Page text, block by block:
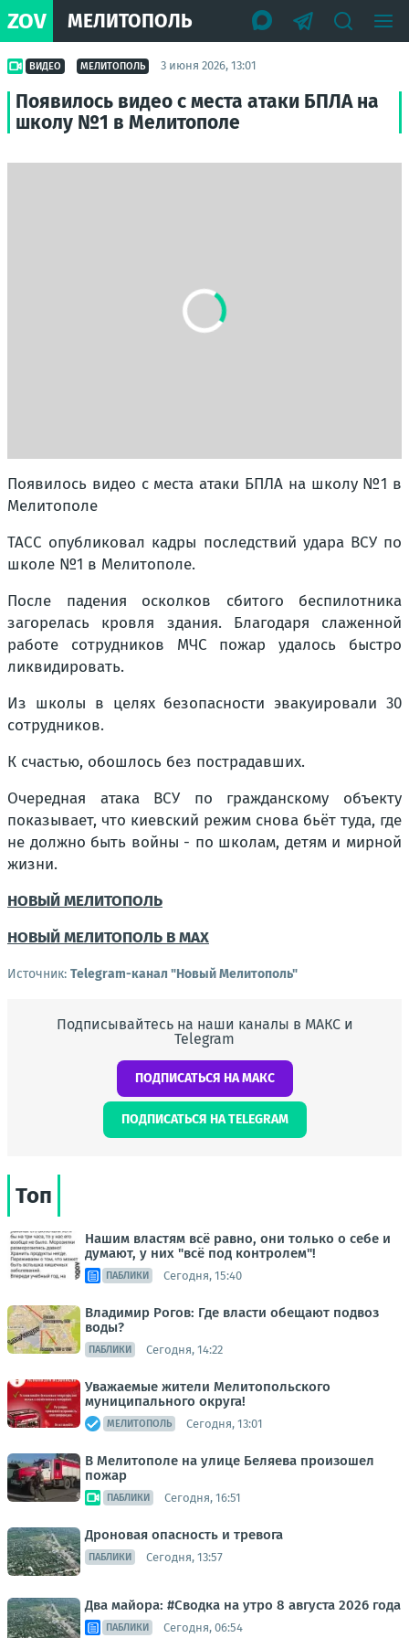
ZOV МЕЛИТОПОЛЬ
ВИДЕО МЕЛИТОПОЛЬ 3 июня 2026, 13:01
Появилось видео с места атаки БПЛА на
школу №1 в Мелитополе
Появилось видео с места атаки БПЛА на школу №1 в
Мелитополе
ТАСС опубликовал кадры последствий удара ВСУ по
школе №1 в Мелитополе.
После падения осколков сбитого беспилотника
загорелась кровля здания. Благодаря слаженной
работе сотрудников МЧС пожар удалось быстро
ликвидировать.
Из школы в целях безопасности эвакуировали 30
сотрудников.
К счастью, обошлось без пострадавших.
Очередная атака ВСУ по гражданскому объекту
показывает, что киевский режим снова бьёт туда, где
не должно быть войны - по школам, детям и мирной
жизни.
НОВЫЙ МЕЛИТОПОЛЬ
НОВЫЙ МЕЛИТОПОЛЬ В MAX
Источник: Telegram-канал "Новый Мелитополь"
Подписывайтесь на наши каналы в МАКС и
Telegram
ПОДПИСАТЬСЯ НА МАКС
ПОДПИСАТЬСЯ НА TELEGRAM
Топ
Нашим властям всё равно, они только о себе и
думают, у них "всё под контролем"!
ПАБЛИКИ Сегодня, 15:40
Владимир Рогов: Где власти обещают подвоз
воды?
ПАБЛИКИ Сегодня, 14:22
Уважаемые жители Мелитопольского
муниципального округа!
МЕЛИТОПОЛЬ Сегодня, 13:01
В Мелитополе на улице Беляева произошел
пожар
ПАБЛИКИ Сегодня, 16:51
Дроновая опасность и тревога
ПАБЛИКИ Сегодня, 13:57
Два майора: #Сводка на утро 8 августа 2026 года
ПАБЛИКИ Сегодня, 06:54